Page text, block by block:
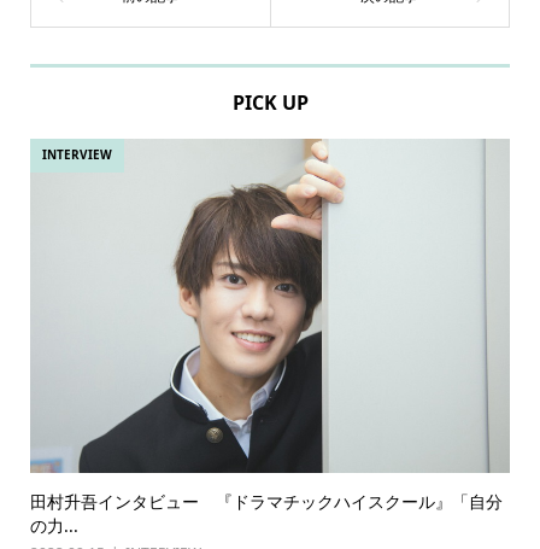
PICK UP
INTERVIEW
田村升吾インタビュー 『ドラマチックハイスクール』「自分
の力...